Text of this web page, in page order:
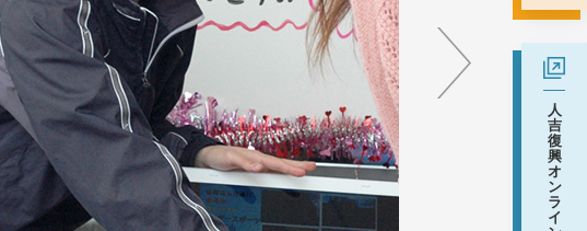
人吉
じ、
を失
とと
人
吉
復
興
オ
ン
ラ
イ